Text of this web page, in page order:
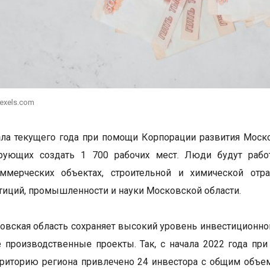
текущего года при помощи Корпорации развития
создать 1 700 рабочих мест. Люди будут
объектах, строительной и химической
промышленности и науки Московской области.
область сохраняет высокий уровень
проекты. Так, с начала 2022 года
региона привлечено 24 инвестора с общим